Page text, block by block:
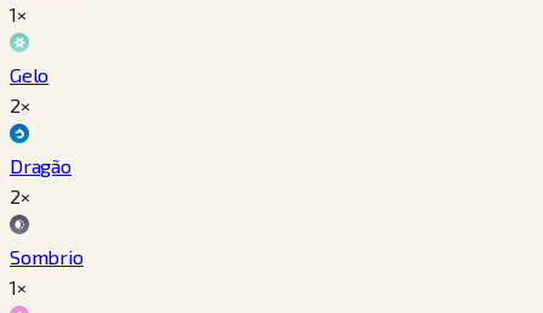
1×
Gelo
2×
Dragão
2×
Sombrio
1×